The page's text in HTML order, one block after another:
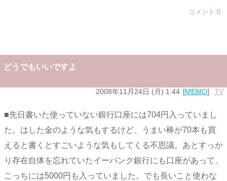
コメント:0
どうでもいいですよ
2008年11月24日 (月) 1:44 MEMO TV
■先日書いた使っていない銀行口座には704円入っていまし
た。はした金のような気もするけど、うまい棒が70本も買
えると書くとすごいような気もしてくる不思議。あとすっか
り存在自体を忘れていたイーバンク銀行にも口座があって、
こっちには5000円も入っていました。でも長いこと使わな